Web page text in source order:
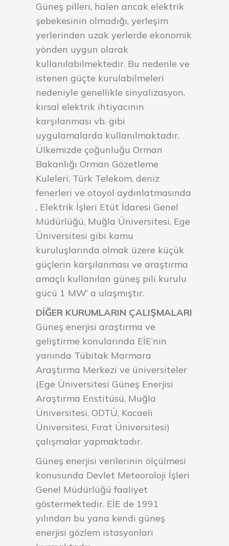
Güneş pilleri, halen ancak elektrik
şebekesinin olmadığı, yerleşim
yerlerinden uzak yerlerde ekonomik
yönden uygun olarak
kullanılabilmektedir. Bu nedenle ve
istenen güçte kurulabilmeleri
nedeniyle genellikle sinyalizasyon,
kırsal elektrik ihtiyacının
karşılanması vb. gibi
uygulamalarda kullanılmaktadır.
Ülkemizde çoğunluğu Orman
Bakanlığı Orman Gözetleme
Kuleleri, Türk Telekom, deniz
fenerleri ve otoyol aydınlatmasında
, Elektrik İşleri Etüt İdaresi Genel
Müdürlüğü, Muğla Üniversitesi, Ege
Üniversitesi gibi kamu
kuruluşlarında olmak üzere küçük
güçlerin karşılanması ve araştırma
amaçlı kullanılan güneş pili kurulu
gücü 1 MW’ a ulaşmıştır.
DİĞER KURUMLARIN ÇALIŞMALARI
Güneş enerjisi araştırma ve
geliştirme konularında EİE’nin
yanında Tübitak Marmara
Araştırma Merkezi ve üniversiteler
(Ege Üniversitesi Güneş Enerjisi
Araştırma Enstitüsü, Muğla
Üniversitesi, ODTÜ, Kocaeli
Üniversitesi, Fırat Üniversitesi)
çalışmalar yapmaktadır.
Güneş enerjisi verilerinin ölçülmesi
konusunda Devlet Meteoroloji İşleri
Genel Müdürlüğü faaliyet
göstermektedir. EİE de 1991
yılından bu yana kendi güneş
enerjisi gözlem istasyonları